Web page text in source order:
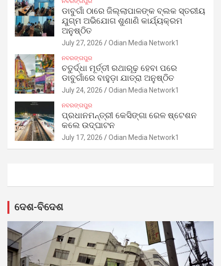
ଡାବୁଗାଁ ଠାରେ ଜିଲ୍ଲାପାଳଙ୍କ ବ୍ଲକ ସ୍ତରୀୟ
ଯୁଗ୍ମ ଅଭିଯୋଗ ଶୁଣାଣି କାର୍ଯ୍ୟକ୍ରମ
ଅନୁଷ୍ଠିତ
July 27, 2026 Odian Media Network1
ନବରଙ୍ଗପୁର
ଚତୁର୍ଦ୍ଧା ମୂର୍ତ୍ତୀ ରଥାରୂଢ଼ ହେବା ପରେ
ଡାବୁଗାଁରେ ବାହୁଡ଼ା ଯାତ୍ରା ଅନୁଷ୍ଠିତ
July 24, 2026 Odian Media Network1
ନବରଙ୍ଗପୁର
ପ୍ରଧାନମନ୍ତ୍ରୀ କେସିଙ୍ଗା ରେଳ ଷ୍ଟେଶନ
କଲେ ଉଦ୍‌ଘାଟନ
July 17, 2026 Odian Media Network1
ଦେଶ-ବିଦେଶ